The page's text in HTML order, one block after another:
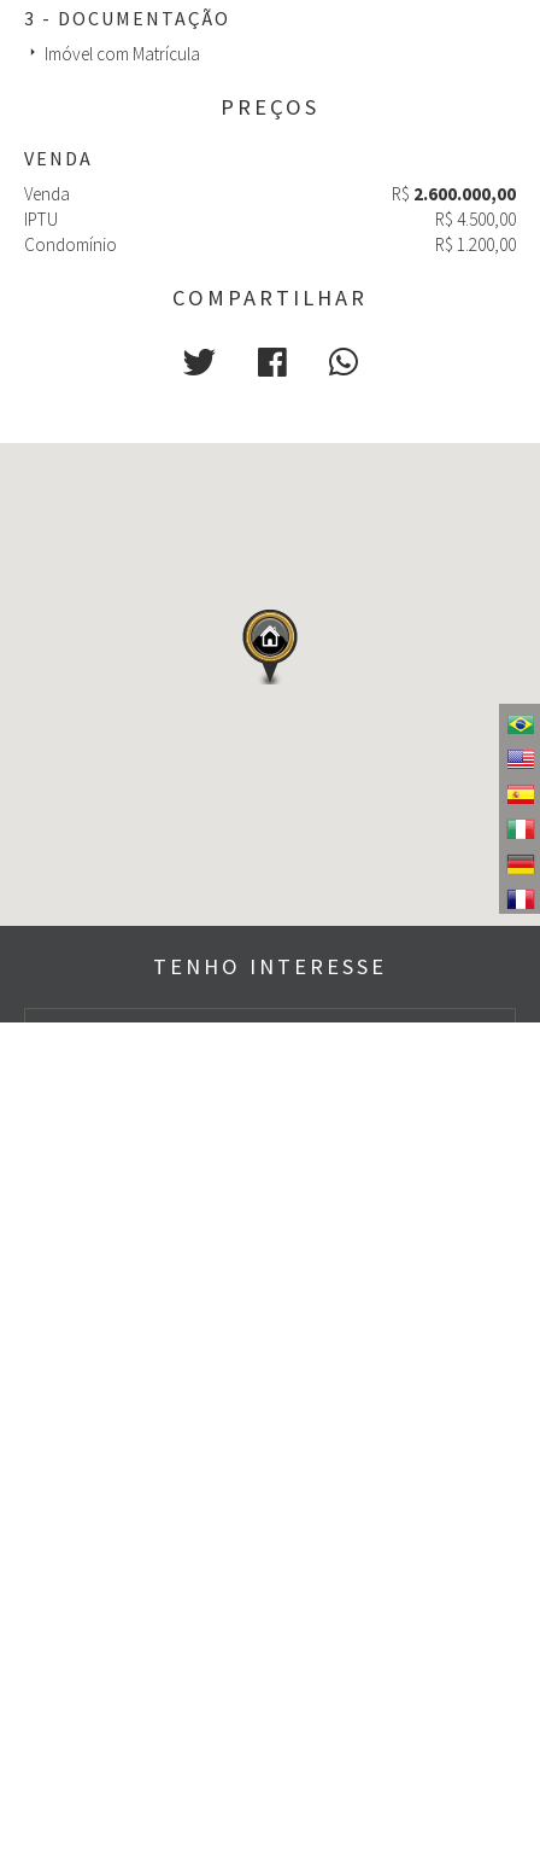
3 - DOCUMENTAÇÃO
arrow_right Imóvel com Matrícula
PREÇOS
VENDA
Venda R$ 2.600.000,00
IPTU
R$ 4.500,00
Condomínio
R$ 1.200,00
COMPARTILHAR
TENHO INTERESSE